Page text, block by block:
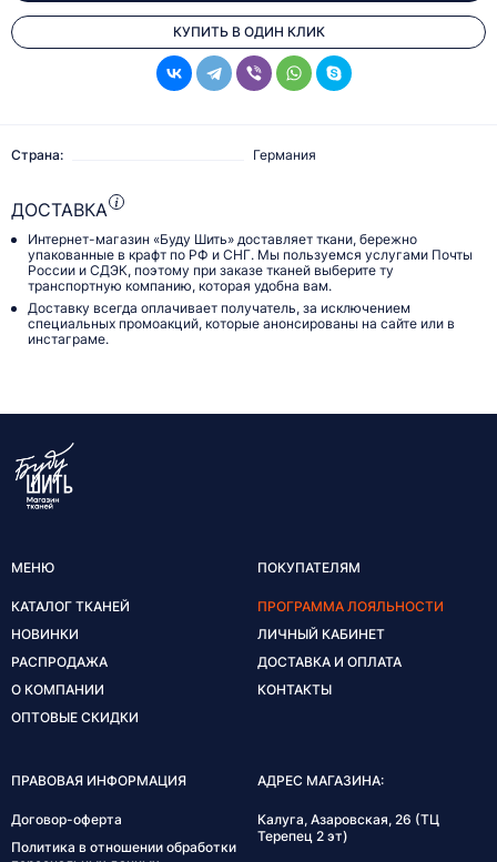
КУПИТЬ В ОДИН КЛИК
Страна: Германия
ДОСТАВКА
Интернет-магазин «Буду Шить» доставляет ткани, бережно
упакованные в крафт по РФ и СНГ. Мы пользуемся услугами Почты
России и СДЭК, поэтому при заказе тканей выберите ту
транспортную компанию, которая удобна вам.
Доставку всегда оплачивает получатель, за исключением
специальных промоакций, которые анонсированы на сайте или в
инстаграме.
МЕНЮ
КАТАЛОГ ТКАНЕЙ
НОВИНКИ
РАСПРОДАЖА
О КОМПАНИИ
ОПТОВЫЕ СКИДКИ
ПОКУПАТЕЛЯМ
ПРОГРАММА ЛОЯЛЬНОСТИ
ЛИЧНЫЙ КАБИНЕТ
ДОСТАВКА И ОПЛАТА
КОНТАКТЫ
ПРАВОВАЯ ИНФОРМАЦИЯ
Договор-оферта
Политика в отношении обработки
АДРЕС МАГАЗИНА:
Калуга, Азаровская, 26 (ТЦ
Терепец 2 эт)